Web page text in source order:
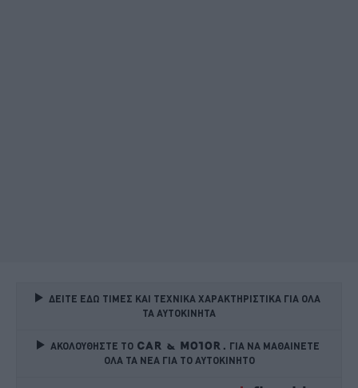
ΔΕΙΤΕ ΕΔΩ ΤΙΜΕΣ ΚΑΙ ΤΕΧΝΙΚΑ ΧΑΡΑΚΤΗΡΙΣΤΙΚΑ ΓΙΑ ΟΛΑ
ΤΑ ΑΥΤΟΚΙΝΗΤΑ
ΑΚΟΛΟΥΘΗΣΤΕ ΤΟ
ΓΙΑ ΝΑ ΜΑΘΑΙΝΕΤΕ
ΟΛΑ ΤΑ ΝΕΑ ΓΙΑ ΤΟ ΑΥΤΟΚΙΝΗΤΟ